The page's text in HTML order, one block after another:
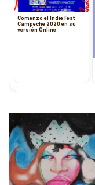
Comenzó el Indie Fest
Campeche 2020 en su
versión Online